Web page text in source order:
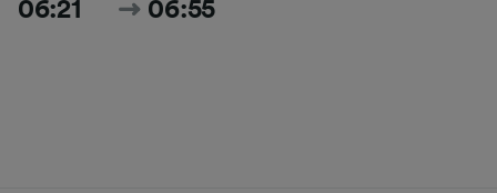
06:21 06:55